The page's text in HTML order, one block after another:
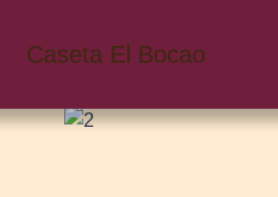
Caseta El Bocao